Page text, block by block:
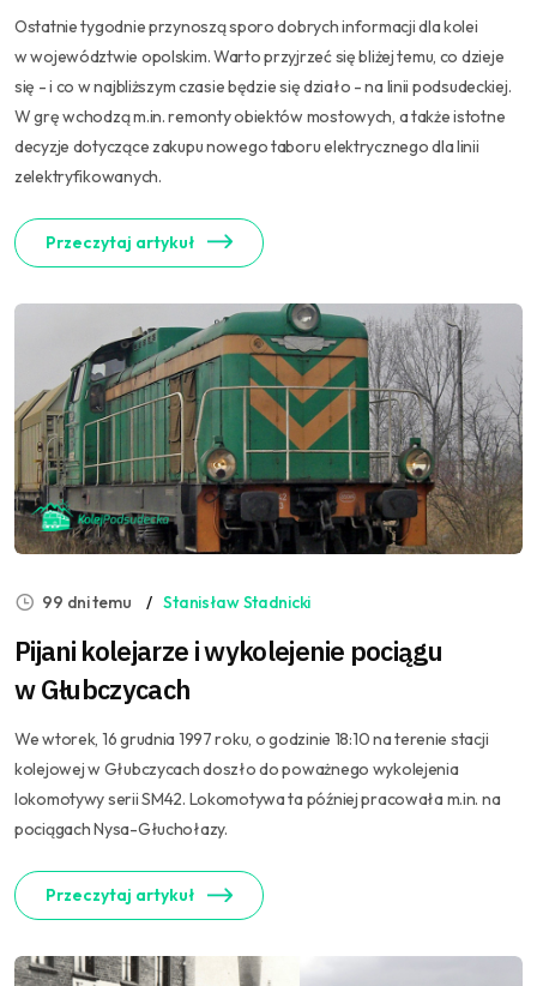
Ostatnie tygodnie przynoszą sporo dobrych informacji dla kolei
w województwie opolskim. Warto przyjrzeć się bliżej temu, co dzieje
się - i co w najbliższym czasie będzie się działo - na linii podsudeckiej.
W grę wchodzą m.in. remonty obiektów mostowych, a także istotne
decyzje dotyczące zakupu nowego taboru elektrycznego dla linii
zelektryfikowanych.
Przeczytaj artykuł
99 dni temu Stanisław Stadnicki
Pijani kolejarze i wykolejenie pociągu
w Głubczycach
We wtorek, 16 grudnia 1997 roku, o godzinie 18:10 na terenie stacji
kolejowej w Głubczycach doszło do poważnego wykolejenia
lokomotywy serii SM42. Lokomotywa ta później pracowała m.in. na
pociągach Nysa-Głuchołazy.
Przeczytaj artykuł